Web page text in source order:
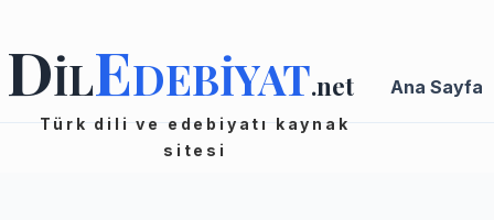
DİLEDEBİYAT.net Ana Sayfa
Türk dili ve edebiyatı kaynak
sitesi